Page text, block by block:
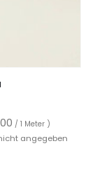
/ 1 Meter )
angegeben